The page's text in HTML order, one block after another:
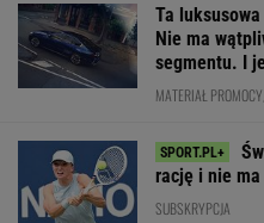
Ta
Nie ma
segmentu. I
MATERIAŁ
rację i nie
SUBSKRYPCJA